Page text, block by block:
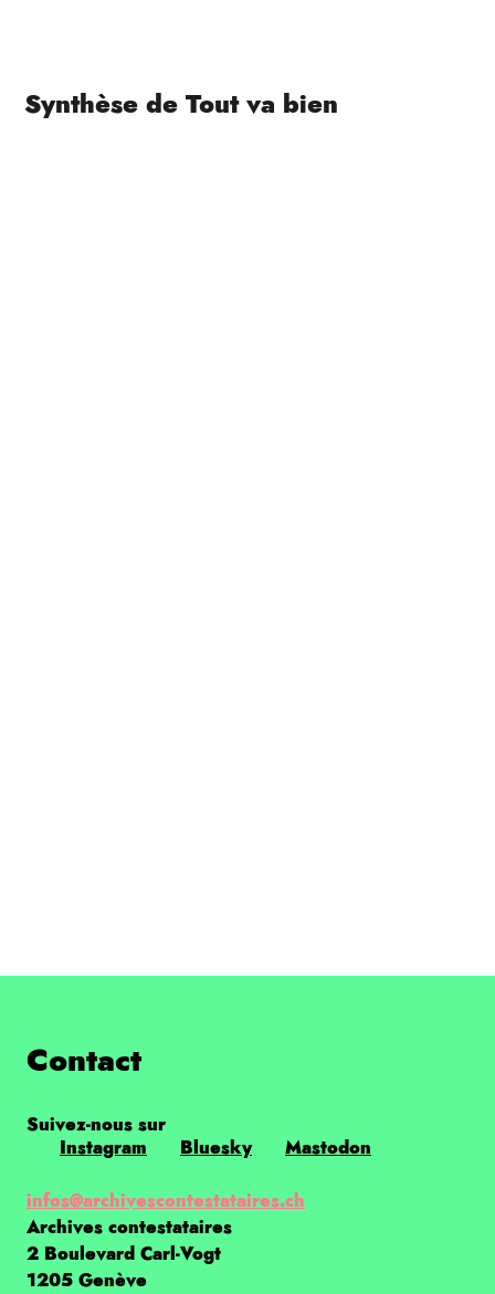
Synthèse de Tout va bien
Contact
Suivez-nous sur
Instagram
Bluesky Mastodon
infos@archivescontestataires.ch
Archives contestataires
2 Boulevard Carl-Vogt
1205 Genève